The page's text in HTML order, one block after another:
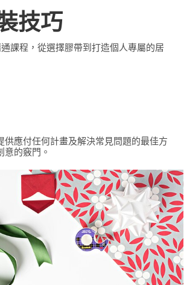
技巧
課程，從選擇膠帶到打造個人專屬的居
供應付任何計畫及解決常見問題的最佳方
意的竅門。